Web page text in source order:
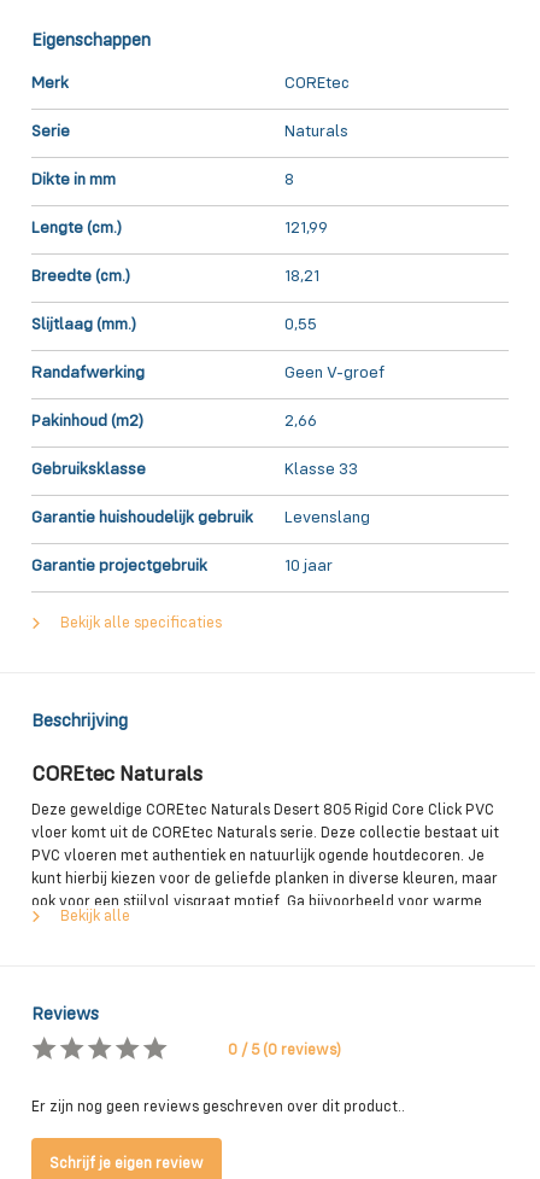
Eigenschappen
Merk COREtec
Serie Naturals
Dikte in mm 8
Lengte (cm.) 121,99
Breedte (cm.) 18,21
Slijtlaag (mm.) 0,55
Randafwerking Geen V-groef
Pakinhoud (m2) 2,66
Gebruiksklasse Klasse 33
Garantie huishoudelijk gebruik Levenslang
Garantie projectgebruik 10 jaar
Bekijk alle specificaties
Beschrijving
COREtec Naturals
Deze geweldige COREtec Naturals Desert 805 Rigid Core Click PVC
vloer komt uit de COREtec Naturals serie. Deze collectie bestaat uit
PVC vloeren met authentiek en natuurlijk ogende houtdecoren. Je
kunt hierbij kiezen voor de geliefde planken in diverse kleuren, maar
ook voor een stijlvol visgraat motief. Ga bijvoorbeeld voor warme
kleuren als bruin of beige, of kies juist voor het moderne grijs of wit.
Naturals PVC vloeren
Zoals gezegd zijn de PVC vloeren in de COREtec Naturals bijzonder
door hun authentiek ogende houtdecors. Ze ogen zeer
Bekijk alle
Reviews
0 / 5 (0 reviews)
Er zijn nog geen reviews geschreven over dit product..
Schrijf je eigen review